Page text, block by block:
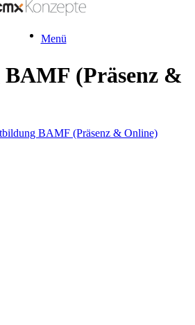
Menü
(Präsenz &
BAMF (Präsenz & Online)